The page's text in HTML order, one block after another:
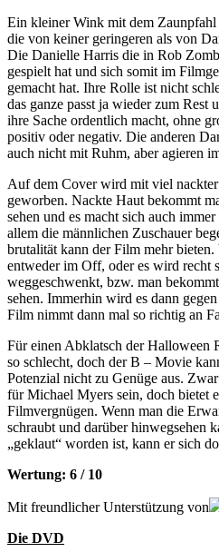
Ein kleiner Wink mit dem
die von keiner geringeren als von
Die Danielle Harris die in Rob
gespielt hat und sich somit im
gemacht hat. Ihre Rolle ist nicht
das ganze passt ja wieder zum Rest
ihre Sache ordentlich macht, ohne
positiv oder negativ. Die anderen
auch nicht mit Ruhm, aber agieren
Auf dem Cover wird mit viel
geworben. Nackte Haut bekommt
sehen und es macht sich auch
allem die männlichen Zuschauer
brutalität kann der Film mehr bieten.
entweder im Off, oder es wird recht
weggeschwenkt, bzw. man
sehen. Immerhin wird es dann
Film nimmt dann mal so richtig an
Für einen Abklatsch der Halloween
so schlecht, doch der B – Movie
Potenzial nicht zu Genüge aus.
für Michael Myers sein, doch bietet
Filmvergnügen. Wenn man die
schraubt und darüber hinwegsehen
„geklaut“ worden ist, kann er sich
Wertung: 6 / 10
Mit freundlicher Unterstützung von
Die DVD